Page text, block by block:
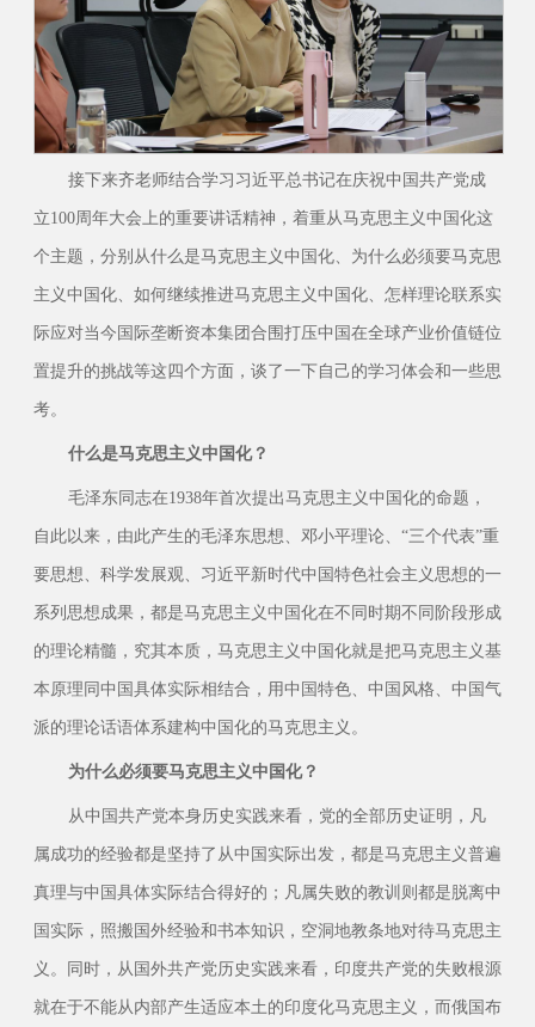
接下来齐老师结合学习习近平总书记在庆祝中国共产党成
立100周年大会上的重要讲话精神，着重从马克思主义中国化这
个主题，分别从什么是马克思主义中国化、为什么必须要马克思
主义中国化、如何继续推进马克思主义中国化、怎样理论联系实
际应对当今国际垄断资本集团合围打压中国在全球产业价值链位
置提升的挑战等这四个方面，谈了一下自己的学习体会和一些思
考。
什么是马克思主义中国化？
毛泽东同志在1938年首次提出马克思主义中国化的命题，
自此以来，由此产生的毛泽东思想、邓小平理论、“三个代表”重
要思想、科学发展观、习近平新时代中国特色社会主义思想的一
系列思想成果，都是马克思主义中国化在不同时期不同阶段形成
的理论精髓，究其本质，马克思主义中国化就是把马克思主义基
本原理同中国具体实际相结合，用中国特色、中国风格、中国气
派的理论话语体系建构中国化的马克思主义。
为什么必须要马克思主义中国化？
从中国共产党本身历史实践来看，党的全部历史证明，凡
属成功的经验都是坚持了从中国实际出发，都是马克思主义普遍
真理与中国具体实际结合得好的；凡属失败的教训则都是脱离中
国实际，照搬国外经验和书本知识，空洞地教条地对待马克思主
义。同时，从国外共产党历史实践来看，印度共产党的失败根源
就在于不能从内部产生适应本土的印度化马克思主义，而俄国布